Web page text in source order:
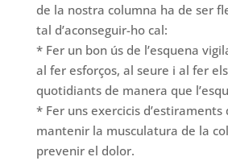
de la nostra columna ha de ser
tal d’aconseguir-ho cal:
* Fer un bon ús de l’esquena
al fer esforços, al seure i al fer
quotidiants de manera que
* Fer uns exercicis
mantenir la musculatura de la
prevenir el dolor.